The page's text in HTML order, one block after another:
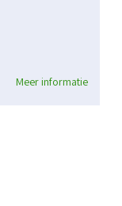
Meer informatie